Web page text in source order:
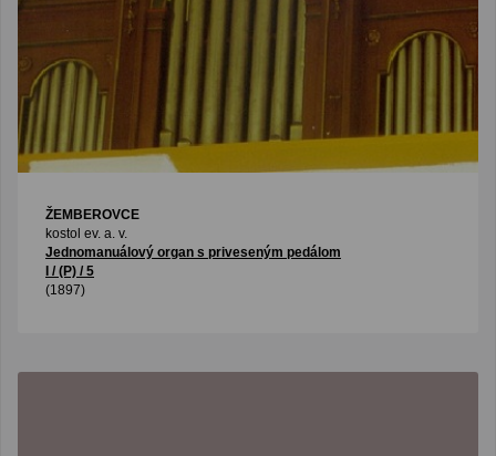
ŽEMBEROVCE
kostol ev. a. v.
Jednomanuálový organ s priveseným pedálom
I / (P) / 5
(1897)